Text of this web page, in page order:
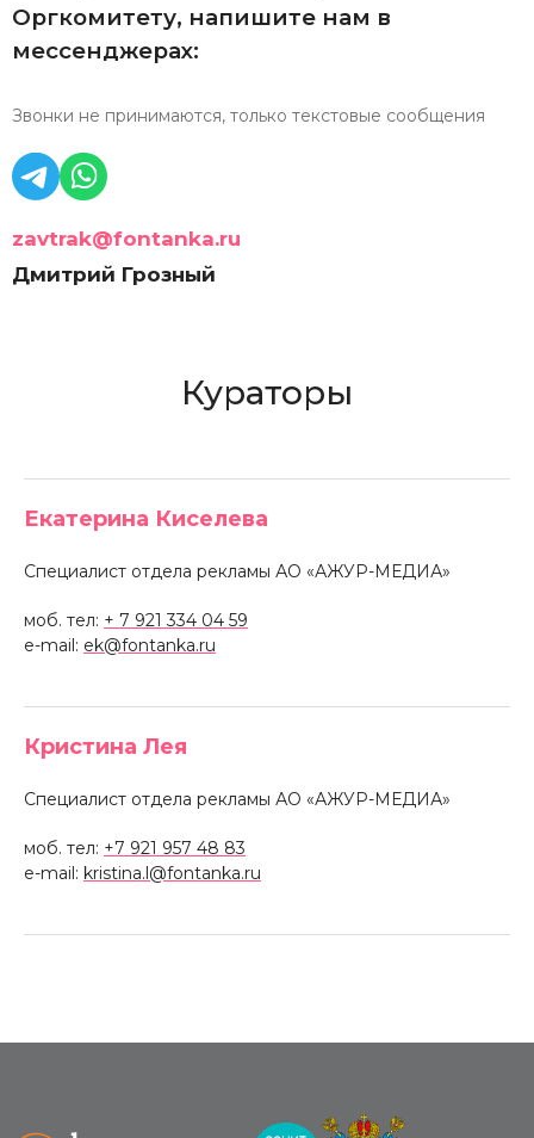
Оргкомитету, напишите нам в
мессенджерах:
Звонки не принимаются, только текстовые сообщения
zavtrak@fontanka.ru
Дмитрий Грозный
Кураторы
Екатерина Киселева
Специалист отдела рекламы АО «АЖУР-МЕДИА»
моб. тел: + 7 921 334 04 59
e-mail: ek@fontanka.ru
Кристина Лея
Специалист отдела рекламы АО «АЖУР-МЕДИА»
моб. тел: +7 921 957 48 83
e-mail: kristina.l@fontanka.ru